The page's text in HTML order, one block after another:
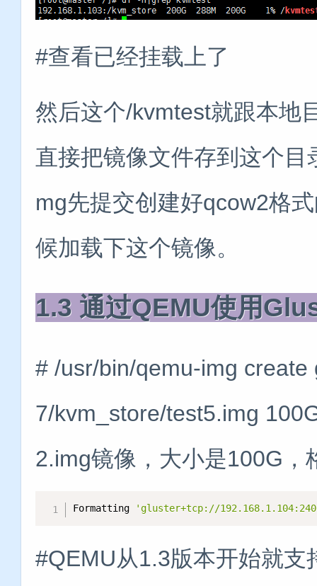
#查看已经挂载上了
然后这个/kvmtest就跟本地
直接把镜像文件存到这个
mg先提交创建好qcow2格
候加载下这个镜像。
1.3 通过QEMU使用
# /usr/bin/qemu-img
7/kvm_store/test5.img
2.img镜像，大小是100G，
Formatting 'gluster+tcp://
#QEMU从1.3版本开始就